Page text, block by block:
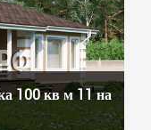
100 кв м 11 на